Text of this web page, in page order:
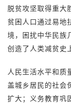
脱贫攻坚取得重大
贫困人口通过易地
境，困扰中华民族
创造了人类减贫史
人民生活水平和质
盖城乡居民的社会
扩大；义务教育巩